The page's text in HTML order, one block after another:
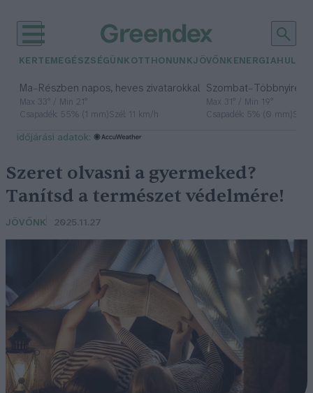
KERTEM EGÉSZSÉGÜNK OTTHONUNKJÖVŐNK ENERGIA
Ma– Részben napos, heves zivatarokkal
Max 33° / Min 21°
Csapadék: 55% (1 mm)Szél: 11 km/h
Szombat– Többnyire
Max 31° / Min 19°
Csapadék: 5% (0 mm)
időjárási adatok:
Szeret olvasni a gyermeked?
Tanítsd a természet védelmére!
JÖVŐNK 2025.11.27